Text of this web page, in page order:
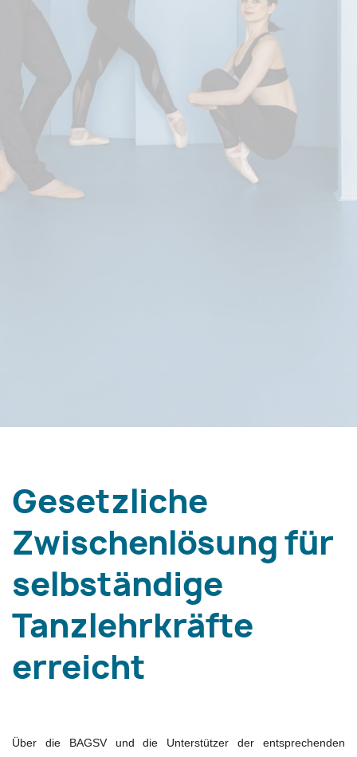
Gesetzliche
Zwischenlösung für
selbständige
Tanzlehrkräfte
erreicht
Über die BAGSV und die Unterstützer der entsprechenden